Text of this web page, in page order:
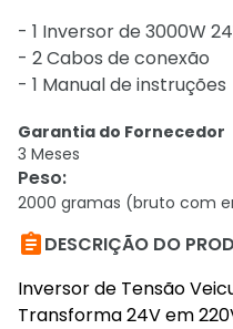
- 1 Inversor de 3000W
- 2 Cabos de conexão
- 1 Manual de instruções
Garantia do Fornecedor
3 Meses
Peso:
2000 gramas (bruto com
DESCRIÇÃO DO
Inversor de Tensão
Transforma 24V em